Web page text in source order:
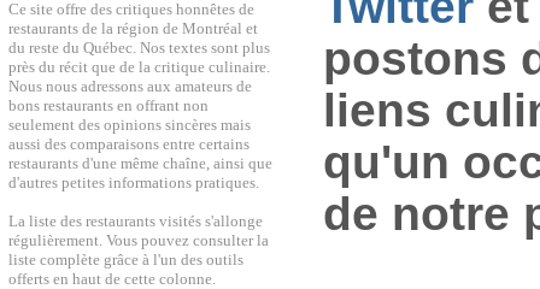
Ce site offre des critiques honnêtes de
restaurants de la région de Montréal et
du reste du Québec. Nos textes sont plus
près du récit que de la critique culinaire.
Nous nous adressons aux amateurs de
bons restaurants en offrant non
seulement des opinions sincères mais
aussi des comparaisons entre certains
restaurants d'une même chaîne, ainsi que
d'autres petites informations pratiques.
La liste des restaurants visités s'allonge
régulièrement. Vous pouvez consulter la
liste complète grâce à l'un des outils
offerts en haut de cette colonne.
postons
liens
qu'un
de notre